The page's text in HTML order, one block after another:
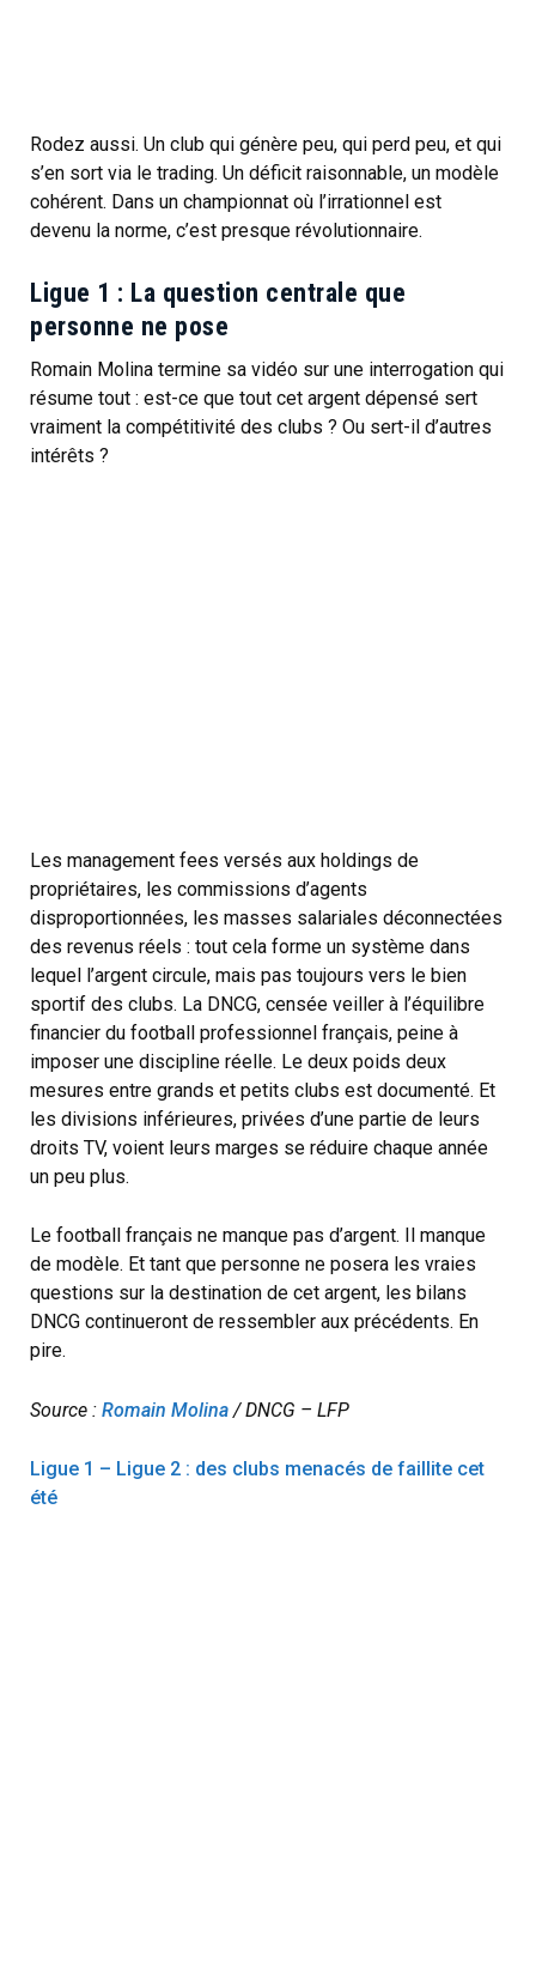
Rodez aussi. Un club qui génère peu, qui perd peu, et qui
s’en sort via le trading. Un déficit raisonnable, un modèle
cohérent. Dans un championnat où l’irrationnel est
devenu la norme, c’est presque révolutionnaire.
Ligue 1 : La question centrale que
personne ne pose
Romain Molina termine sa vidéo sur une interrogation qui
résume tout : est-ce que tout cet argent dépensé sert
vraiment la compétitivité des clubs ? Ou sert-il d’autres
intérêts ?
Les management fees versés aux holdings de
propriétaires, les commissions d’agents
disproportionnées, les masses salariales déconnectées
des revenus réels : tout cela forme un système dans
lequel l’argent circule, mais pas toujours vers le bien
sportif des clubs. La DNCG, censée veiller à l’équilibre
financier du football professionnel français, peine à
imposer une discipline réelle. Le deux poids deux
mesures entre grands et petits clubs est documenté. Et
les divisions inférieures, privées d’une partie de leurs
droits TV, voient leurs marges se réduire chaque année
un peu plus.
Le football français ne manque pas d’argent. Il manque
de modèle. Et tant que personne ne posera les vraies
questions sur la destination de cet argent, les bilans
DNCG continueront de ressembler aux précédents. En
pire.
Source : Romain Molina / DNCG – LFP
Ligue 1 – Ligue 2 : des clubs menacés de faillite cet
été